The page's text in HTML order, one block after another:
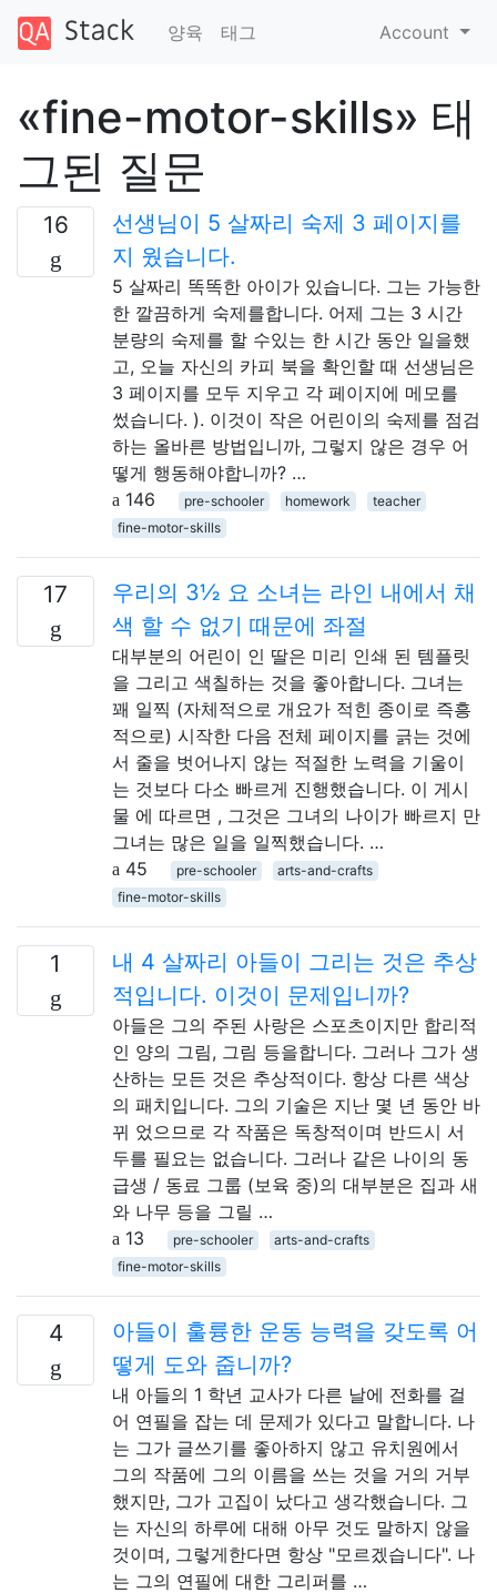
양육 태그 Account
«fine-motor-skills» 태
그된 질문
16
선생님이 5 살짜리 숙제 3 페이지를
지 웠습니다.
5 살짜리 똑똑한 아이가 있습니다. 그는 가능한
한 깔끔하게 숙제를합니다. 어제 그는 3 시간
분량의 숙제를 할 수있는 한 시간 동안 일을했
고, 오늘 자신의 카피 북을 확인할 때 선생님은
3 페이지를 모두 지우고 각 페이지에 메모를
썼습니다. ). 이것이 작은 어린이의 숙제를 점검
하는 올바른 방법입니까, 그렇지 않은 경우 어
떻게 행동해야합니까? …
146
pre-schooler homework
teacher
fine-motor-skills
17
우리의 3½ 요 소녀는 라인 내에서 채
색 할 수 없기 때문에 좌절
대부분의 어린이 인 딸은 미리 인쇄 된 템플릿
을 그리고 색칠하는 것을 좋아합니다. 그녀는
꽤 일찍 (자체적으로 개요가 적힌 종이로 즉흥
적으로) 시작한 다음 전체 페이지를 긁는 것에
서 줄을 벗어나지 않는 적절한 노력을 기울이
는 것보다 다소 빠르게 진행했습니다. 이 게시
물 에 따르면 , 그것은 그녀의 나이가 빠르지 만
그녀는 많은 일을 일찍했습니다. …
45
pre-schooler
arts-and-crafts
fine-motor-skills
1
내 4 살짜리 아들이 그리는 것은 추상
적입니다. 이것이 문제입니까?
아들은 그의 주된 사랑은 스포츠이지만 합리적
인 양의 그림, 그림 등을합니다. 그러나 그가 생
산하는 모든 것은 추상적이다. 항상 다른 색상
의 패치입니다. 그의 기술은 지난 몇 년 동안 바
뀌 었으므로 각 작품은 독창적이며 반드시 서
두를 필요는 없습니다. 그러나 같은 나이의 동
급생 / 동료 그룹 (보육 중)의 대부분은 집과 새
와 나무 등을 그릴 …
13
pre-schooler
arts-and-crafts
fine-motor-skills
4
아들이 훌륭한 운동 능력을 갖도록 어
떻게 도와 줍니까?
내 아들의 1 학년 교사가 다른 날에 전화를 걸
어 연필을 잡는 데 문제가 있다고 말합니다. 나
는 그가 글쓰기를 좋아하지 않고 유치원에서
그의 작품에 그의 이름을 쓰는 것을 거의 거부
했지만, 그가 고집이 났다고 생각했습니다. 그
는 자신의 하루에 대해 아무 것도 말하지 않을
것이며, 그렇게한다면 항상 "모르겠습니다". 나
는 그의 연필에 대한 그리퍼를 …